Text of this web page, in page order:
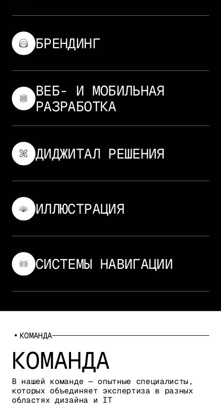
БРЕНДИНГ
ВЕБ- И МОБИЛЬНАЯ
РАЗРАБОТКА
ВЕБ- И МОБИЛЬНАЯ
ДИДЖИТАЛ РЕШЕНИЯ
ИЛЛЮСТРАЦИЯ
СИСТЕМЫ НАВИГАЦИИ
КОМАНДА
КОМАНДА
В нашей команде — опытные специалисты,
которых объединяет экспертиза в разных
областях дизайна и IT